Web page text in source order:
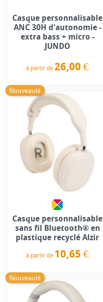
Casque personnalisable
ANC 30H d'autonomie -
extra bass + micro -
JUNDO
à partir de 26,00 €
Nouveauté
Casque personnalisable
sans fil Bluetooth® en
plastique recyclé Alzir
à partir de 10,65 €
Nouveauté